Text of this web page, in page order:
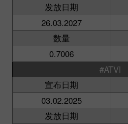
发放日期
26.03.2027
数量
0.7006
#ATVI
宣布日期
03.02.2025
发放日期